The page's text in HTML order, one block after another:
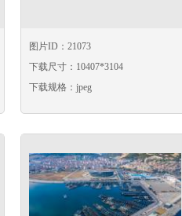
图片ID：21073
下载尺寸：10407*3104
下载规格：jpeg